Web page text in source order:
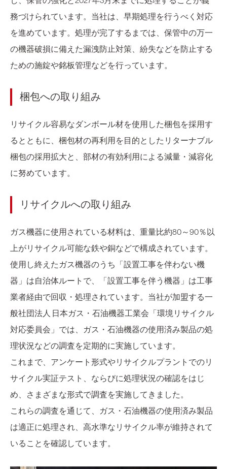
務づけられています。当社は、早期処理を行うべく対応
を進めています。処理が完了するまでは、保管中の万一
の機器破損に備えた漏洩防止対策、紛失などを防止する
ための施錠や銘板管理などを行っています。
梱包への取り組み
リサイクル容易なダンボール材を使用した梱包を採用す
るとともに、梱包材の再利用を目的としたリターナブル
梱包の採用拡大と、部材の有効利用による減量・減容化
に努めています。
リサイクルへの取り組み
ガス機器に使用されている材料は、重量比約80～90％以
上がリサイクル可能な鉄や銅などで構成されています。
使用し終えたガス機器のうち「設置工事を伴わない機
器」は自治体ルートで、「設置工事を伴う機器」は工事
業者経由で回収・処理されています。当社が加盟する一
般社団法人 日本ガス・石油機器工業会「環境リサイクル
対応委員会」では、ガス・石油機器の使用済み製品の処
理状況などの調査を定期的に実施しています。
これまで、アンケート形式やリサイクルプラントでのリ
サイクル実証テスト、ならびに処理状況の確認をはじ
め、さまざまな形式で調査を実施してきました。
これらの調査を通じて、ガス・石油機器の使用済み製品
は適正に処理され、高水準なリサイクル率が維持されて
いることを確認しています。